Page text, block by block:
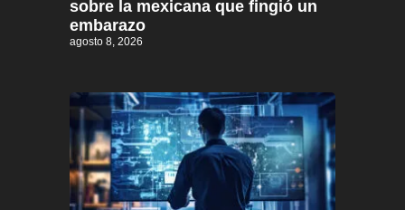
sobre la mexicana que fingió un
embarazo
agosto 8, 2026